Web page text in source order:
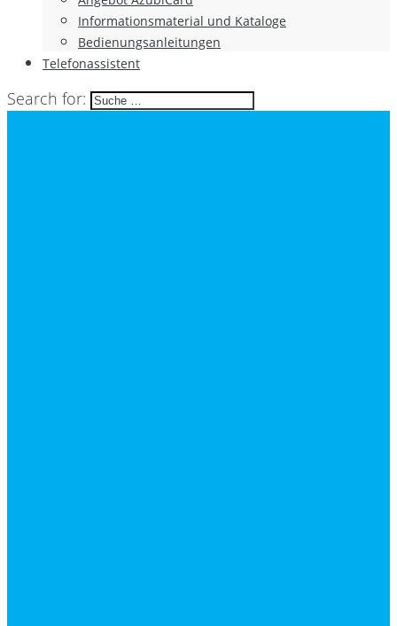
Informationsmaterial und Kataloge
Bedienungsanleitungen
Telefonassistent
Search for: